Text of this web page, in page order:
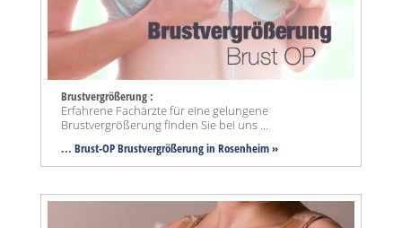
Brustvergrößerung :
Erfahrene Fachärzte für eine gelungene
Brustvergrößerung finden Sie bei uns ...
... Brust-OP Brustvergrößerung in Rosenheim »